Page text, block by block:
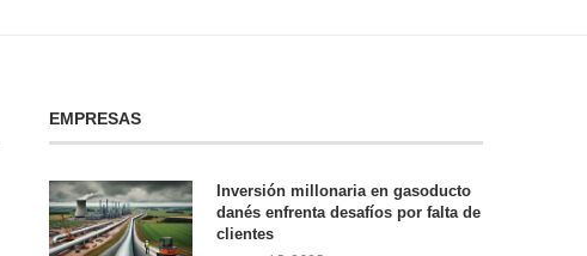
EMPRESAS
Inversión millonaria en gasoducto
danés enfrenta desafíos por falta de
clientes